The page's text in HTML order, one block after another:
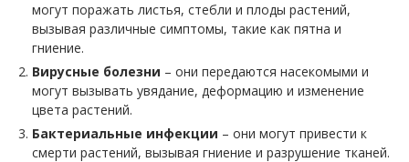
могут поражать листья, стебли и плоды растений,
вызывая различные симптомы, такие как пятна и
гниение.
Вирусные болезни – они передаются насекомыми и
могут вызывать увядание, деформацию и изменение
цвета растений.
Бактериальные инфекции – они могут привести к
смерти растений, вызывая гниение и разрушение тканей.